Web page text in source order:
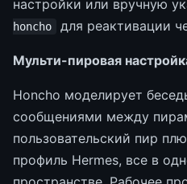
настройки или вручную
honcho
для реактивации
Мульти-пировая
Honcho моделирует
сообщениями между
пользовательский пир
профиль Hermes, все в